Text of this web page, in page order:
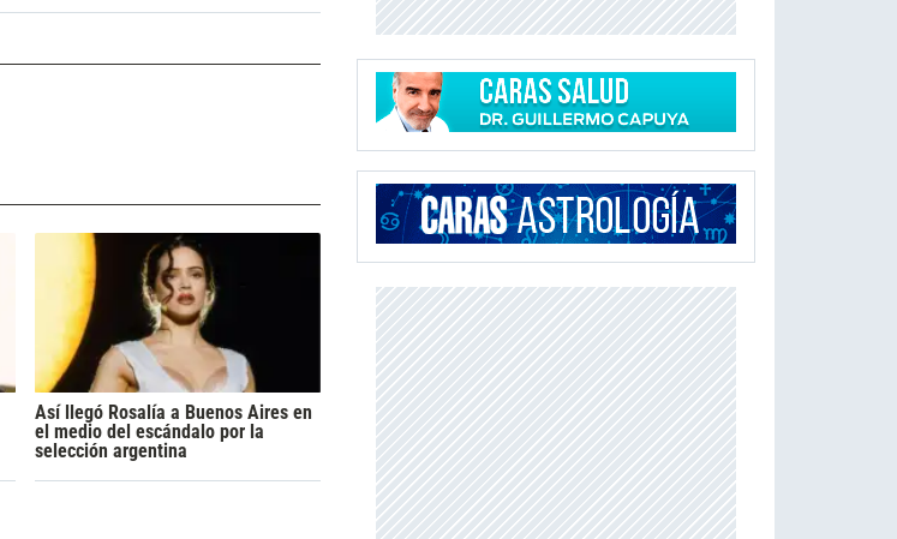
Así llegó Rosalía a Buenos Aires en
el medio del escándalo por la
selección argentina